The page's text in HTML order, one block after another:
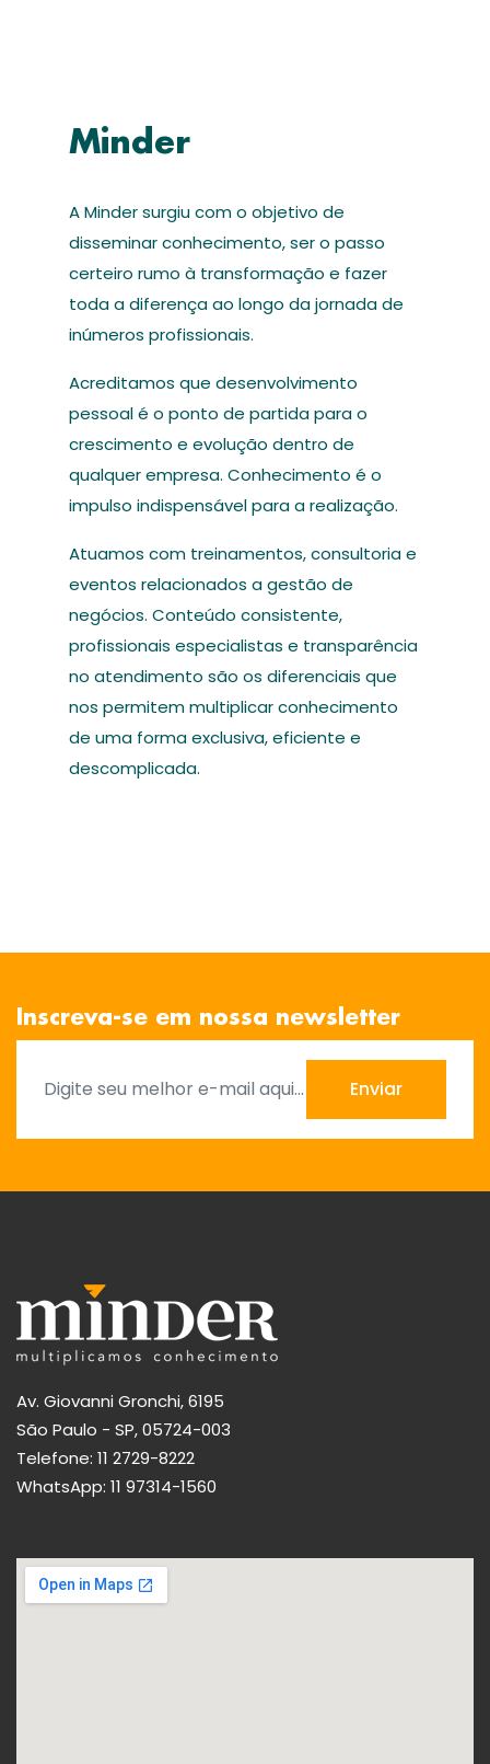
Minder
A Minder surgiu com o objetivo de
disseminar conhecimento, ser o passo
certeiro rumo à transformação e fazer
toda a diferença ao longo da jornada de
inúmeros profissionais.
Acreditamos que desenvolvimento
pessoal é o ponto de partida para o
crescimento e evolução dentro de
qualquer empresa. Conhecimento é o
impulso indispensável para a realização.
Atuamos com treinamentos, consultoria e
eventos relacionados a gestão de
negócios. Conteúdo consistente,
profissionais especialistas e transparência
no atendimento são os diferenciais que
nos permitem multiplicar conhecimento
de uma forma exclusiva, eficiente e
descomplicada.
Inscreva-se em nossa newsletter
Enviar
Av. Giovanni Gronchi, 6195
São Paulo - SP, 05724-003
Telefone: 11 2729-8222
WhatsApp: 11 97314-1560